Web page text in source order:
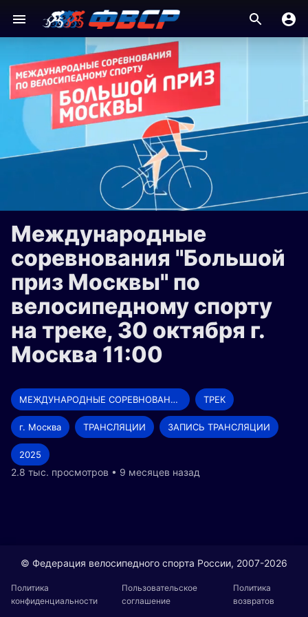
Международные
соревнования "Большой
приз Москвы" по
велосипедному спорту
на треке, 30 октября г.
Москва 11:00
МЕЖДУНАРОДНЫЕ СОРЕВНОВАНИЯ ТРЕК
г. Москва ТРАНСЛЯЦИИ ЗАПИСЬ ТРАНСЛЯЦИИ
2025
2.8 тыс. просмотров • 9 месяцев назад
© Федерация велосипедного спорта России, 2007-2026
Политика
конфиденциальности
Пользовательское
соглашение
Политика
возвратов